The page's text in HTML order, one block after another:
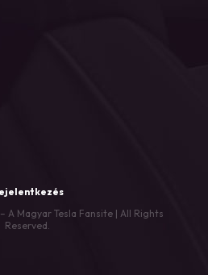
A Magyar Tesla Fansite | All Rights
Reserved.